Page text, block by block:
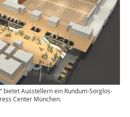
bietet Ausstellern ein Rundum-Sorglos-
Center München.